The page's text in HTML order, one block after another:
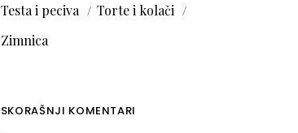
Testa i peciva
Torte i kolači
Zimnica
SKORAŠNJI KOMENTARI